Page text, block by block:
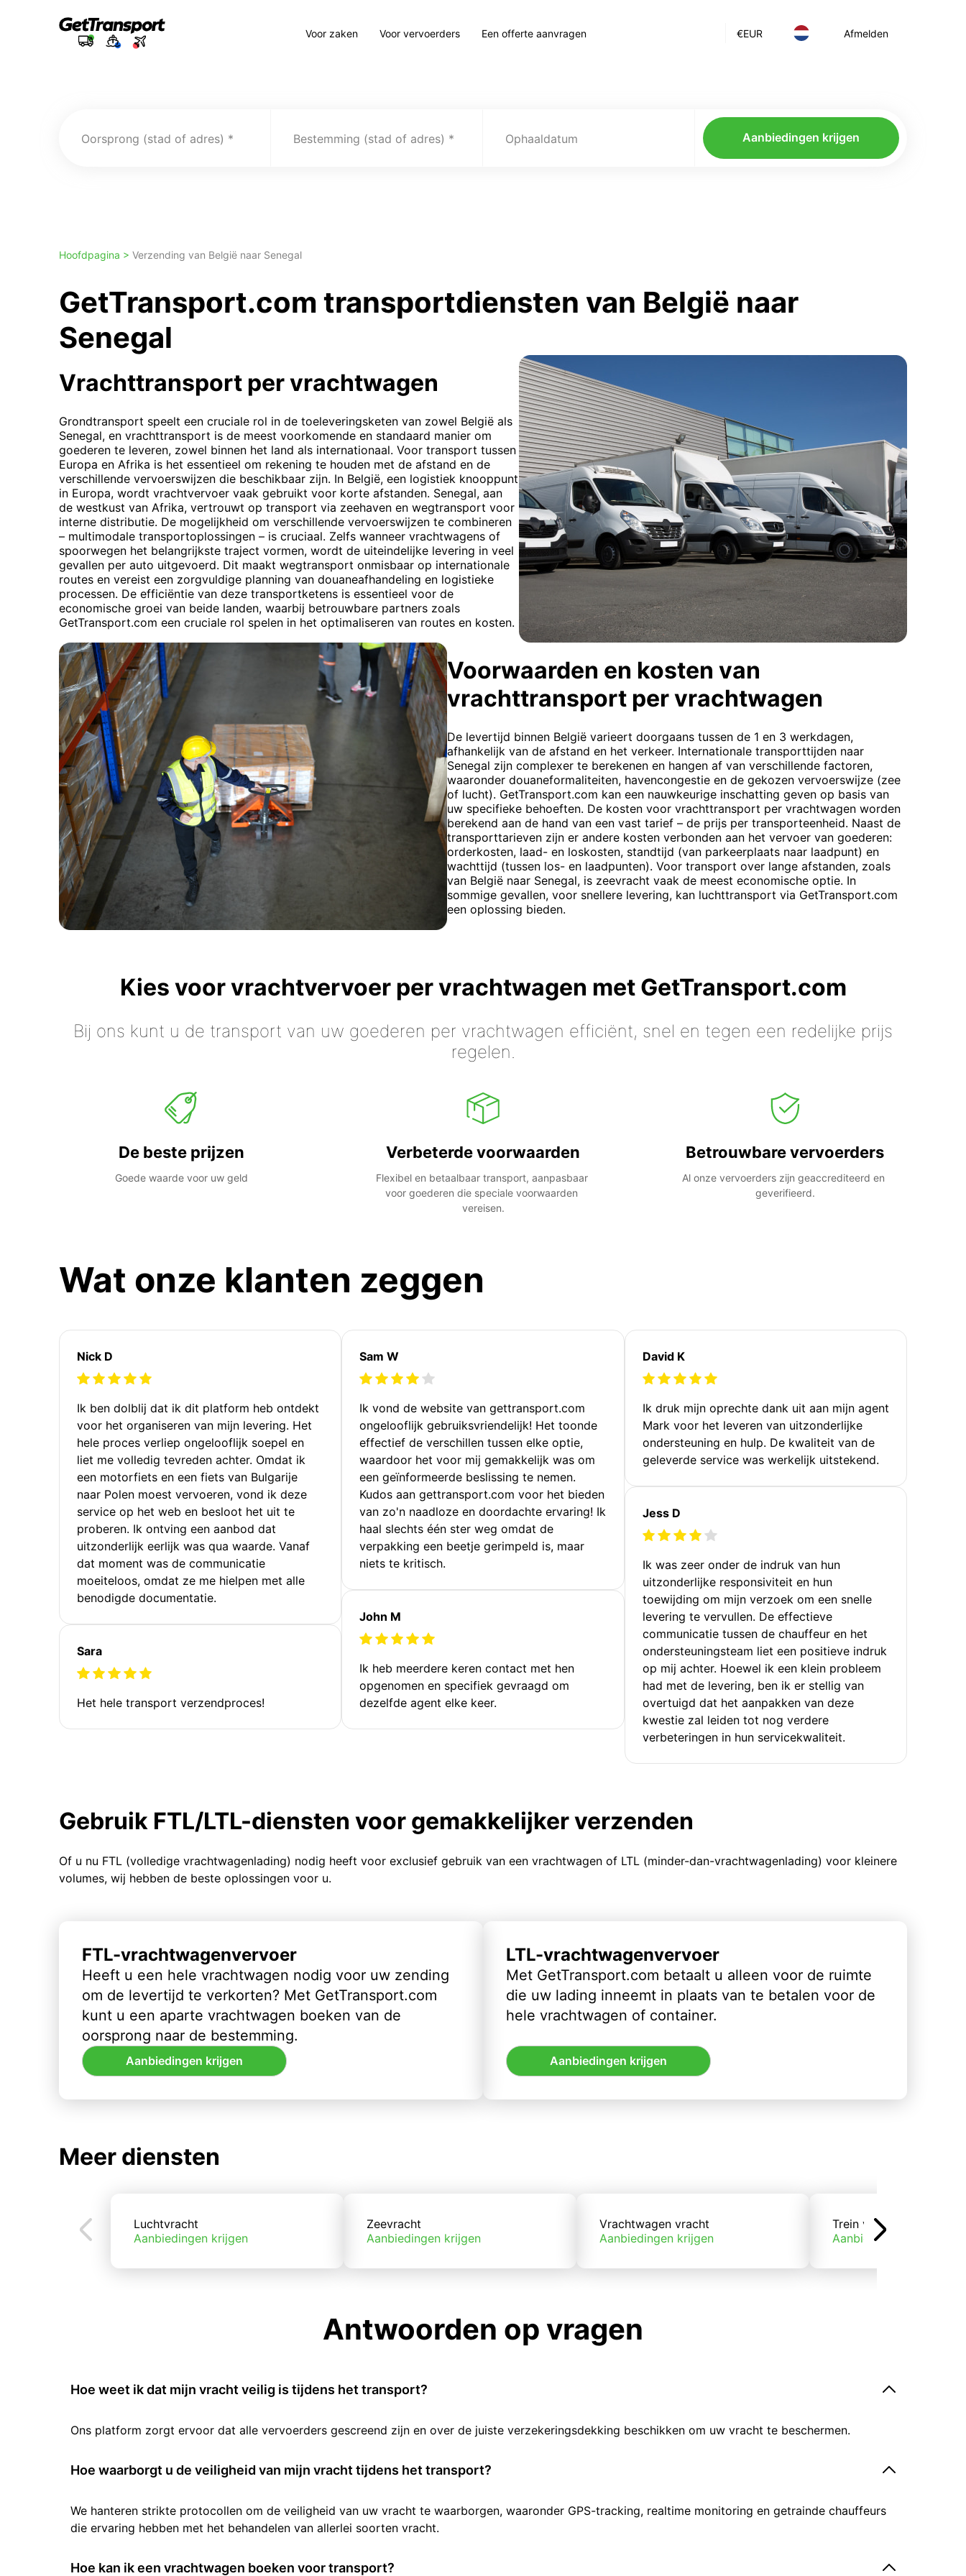
€EUR Afmelden
Voor zaken Voor vervoerders Een offerte aanvragen
Oorsprong (stad of adres) Bestemming (stad of adres) Ophaaldatum Aanbiedingen krijgen
Hoofdpagina > Verzending van België naar Senegal
GetTransport.com transportdiensten van België naar
Senegal
Vrachttransport per vrachtwagen
Grondtransport speelt een cruciale rol in de toeleveringsketen van zowel België als
Senegal, en vrachttransport is de meest voorkomende en standaard manier om
goederen te leveren, zowel binnen het land als internationaal. Voor transport tussen
Europa en Afrika is het essentieel om rekening te houden met de afstand en de
verschillende vervoerswijzen die beschikbaar zijn. In België, een logistiek knooppunt
in Europa, wordt vrachtvervoer vaak gebruikt voor korte afstanden. Senegal, aan
de westkust van Afrika, vertrouwt op transport via zeehaven en wegtransport voor
interne distributie. De mogelijkheid om verschillende vervoerswijzen te combineren
– multimodale transportoplossingen – is cruciaal. Zelfs wanneer vrachtwagens of
spoorwegen het belangrijkste traject vormen, wordt de uiteindelijke levering in veel
gevallen per auto uitgevoerd. Dit maakt wegtransport onmisbaar op internationale
routes en vereist een zorgvuldige planning van douaneafhandeling en logistieke
processen. De efficiëntie van deze transportketens is essentieel voor de
economische groei van beide landen, waarbij betrouwbare partners zoals
GetTransport.com een cruciale rol spelen in het optimaliseren van routes en kosten.
Voorwaarden en kosten van
vrachttransport per vrachtwagen
De levertijd binnen België varieert doorgaans tussen de 1 en 3 werkdagen,
afhankelijk van de afstand en het verkeer. Internationale transporttijden naar
Senegal zijn complexer te berekenen en hangen af van verschillende factoren,
waaronder douaneformaliteiten, havencongestie en de gekozen vervoerswijze (zee
of lucht). GetTransport.com kan een nauwkeurige inschatting geven op basis van
uw specifieke behoeften. De kosten voor vrachttransport per vrachtwagen worden
berekend aan de hand van een vast tarief – de prijs per transporteenheid. Naast de
transporttarieven zijn er andere kosten verbonden aan het vervoer van goederen:
orderkosten, laad- en loskosten, standtijd (van parkeerplaats naar laadpunt) en
wachttijd (tussen los- en laadpunten). Voor transport over lange afstanden, zoals
van België naar Senegal, is zeevracht vaak de meest economische optie. In
sommige gevallen, voor snellere levering, kan luchttransport via GetTransport.com
een oplossing bieden.
Kies voor vrachtvervoer per vrachtwagen met GetTransport.com
Bij ons kunt u de transport van uw goederen per vrachtwagen efficiënt, snel en tegen een redelijke prijs
regelen.
De beste prijzen
Goede waarde voor uw geld
Verbeterde voorwaarden
Flexibel en betaalbaar transport, aanpasbaar
voor goederen die speciale voorwaarden
vereisen.
Betrouwbare vervoerders
Al onze vervoerders zijn geaccrediteerd en
geverifieerd.
Wat onze klanten zeggen
Nick D
Ik ben dolblij dat ik dit platform heb ontdekt
voor het organiseren van mijn levering. Het
hele proces verliep ongelooflijk soepel en
liet me volledig tevreden achter. Omdat ik
een motorfiets en een fiets van Bulgarije
naar Polen moest vervoeren, vond ik deze
service op het web en besloot het uit te
proberen. Ik ontving een aanbod dat
uitzonderlijk eerlijk was qua waarde. Vanaf
dat moment was de communicatie
moeiteloos, omdat ze me hielpen met alle
benodigde documentatie.
Sara
Het hele transport verzendproces!
Sam W
Ik vond de website van gettransport.com
ongelooflijk gebruiksvriendelijk! Het toonde
effectief de verschillen tussen elke optie,
waardoor het voor mij gemakkelijk was om
een geïnformeerde beslissing te nemen.
Kudos aan gettransport.com voor het bieden
van zo'n naadloze en doordachte ervaring! Ik
haal slechts één ster weg omdat de
verpakking een beetje gerimpeld is, maar
niets te kritisch.
John M
Ik heb meerdere keren contact met hen
opgenomen en specifiek gevraagd om
dezelfde agent elke keer.
David K
Ik druk mijn oprechte dank uit aan mijn agent
Mark voor het leveren van uitzonderlijke
ondersteuning en hulp. De kwaliteit van de
geleverde service was werkelijk uitstekend.
Jess D
Ik was zeer onder de indruk van hun
uitzonderlijke responsiviteit en hun
toewijding om mijn verzoek om een snelle
levering te vervullen. De effectieve
communicatie tussen de chauffeur en het
ondersteuningsteam liet een positieve indruk
op mij achter. Hoewel ik een klein probleem
had met de levering, ben ik er stellig van
overtuigd dat het aanpakken van deze
kwestie zal leiden tot nog verdere
verbeteringen in hun servicekwaliteit.
Gebruik FTL/LTL-diensten voor gemakkelijker verzenden
Of u nu FTL (volledige vrachtwagenlading) nodig heeft voor exclusief gebruik van een vrachtwagen of LTL (minder-dan-vrachtwagenlading) voor kleinere
volumes, wij hebben de beste oplossingen voor u.
FTL-vrachtwagenvervoer
Heeft u een hele vrachtwagen nodig voor uw zending
om de levertijd te verkorten? Met GetTransport.com
kunt u een aparte vrachtwagen boeken van de
oorsprong naar de bestemming.
Aanbiedingen krijgen
LTL-vrachtwagenvervoer
Met GetTransport.com betaalt u alleen voor de ruimte
die uw lading inneemt in plaats van te betalen voor de
hele vrachtwagen of container.
Aanbiedingen krijgen
Meer diensten
Luchtvracht
Aanbiedingen krijgen
Zeevracht
Aanbiedingen krijgen
Vrachtwagen vracht
Aanbiedingen krijgen
Trein vracht
Aanbiedingen krijgen
Antwoorden op vragen
Hoe weet ik dat mijn vracht veilig is tijdens het transport?
Ons platform zorgt ervoor dat alle vervoerders gescreend zijn en over de juiste verzekeringsdekking beschikken om uw vracht te beschermen.
Hoe waarborgt u de veiligheid van mijn vracht tijdens het transport?
We hanteren strikte protocollen om de veiligheid van uw vracht te waarborgen, waaronder GPS-tracking, realtime monitoring en getrainde chauffeurs
die ervaring hebben met het behandelen van allerlei soorten vracht.
Hoe kan ik een vrachtwagen boeken voor transport?